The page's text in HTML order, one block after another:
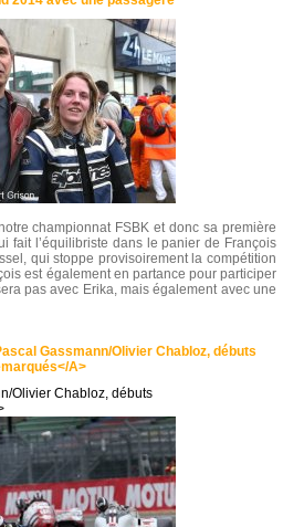
championnat FSBK et donc sa première
fait l’équilibriste dans le panier de François
qui stoppe provisoirement la compétition
est également en partance pour participer
pas avec Erika, mais également avec une
Gassmann/Olivier Chabloz, débuts
A>
Olivier Chabloz, débuts